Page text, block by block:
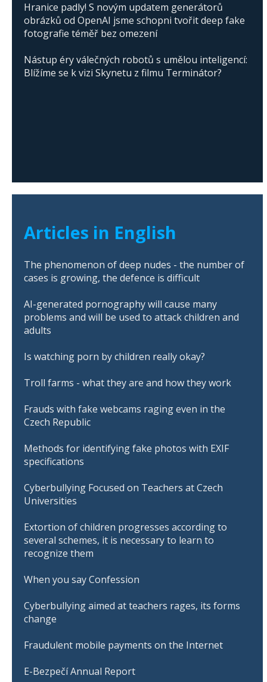
Hranice padly! S novým updatem generátorů
obrázků od OpenAI jsme schopni tvořit deep fake
fotografie téměř bez omezení
Nástup éry válečných robotů s umělou inteligencí:
Blížíme se k vizi Skynetu z filmu Terminátor?
Articles in English
The phenomenon of deep nudes - the number of
cases is growing, the defence is difficult
AI-generated pornography will cause many
problems and will be used to attack children and
adults
Is watching porn by children really okay?
Troll farms - what they are and how they work
Frauds with fake webcams raging even in the
Czech Republic
Methods for identifying fake photos with EXIF
specifications
Cyberbullying Focused on Teachers at Czech
Universities
Extortion of children progresses according to
several schemes, it is necessary to learn to
recognize them
When you say Confession
Cyberbullying aimed at teachers rages, its forms
change
Fraudulent mobile payments on the Internet
E-Bezpečí Annual Report